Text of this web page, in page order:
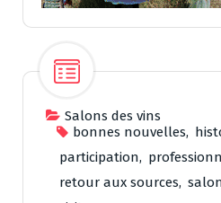
Salons des vins
bonnes nouvelles,
participation,
retour aux sources,